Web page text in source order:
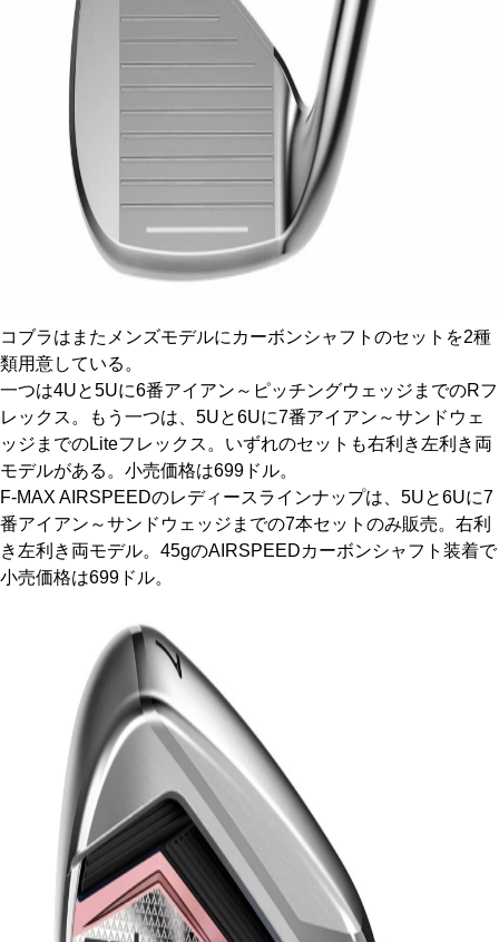
コブラはまたメンズモデルにカーボンシャフトのセットを2種
類用意している。
一つは4Uと5Uに6番アイアン～ピッチングウェッジまでのRフ
レックス。もう一つは、5Uと6Uに7番アイアン～サンドウェ
ッジまでのLiteフレックス。いずれのセットも右利き左利き両
モデルがある。小売価格は699ドル。
F-MAX AIRSPEEDのレディースラインナップは、5Uと6Uに7
番アイアン～サンドウェッジまでの7本セットのみ販売。右利
き左利き両モデル。45gのAIRSPEEDカーボンシャフト装着で
小売価格は699ドル。